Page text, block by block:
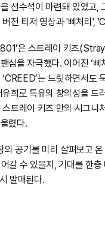
선수석이 마련돼 있었고
전 티저 영상과 '삐처리',
은 스트레이 키즈
심을 자극했다. 이어진 ‘
는 느릿하면서
희로 특유의 창의성을 드
스트레이 키즈 만의 시그
렸다.
의 공기를 미리 살펴보고
갈 수 있을지, 기대를 한
발매된다.